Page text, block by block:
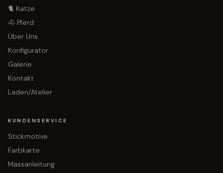
🐈 Katze
🐴 Pferd
Über Uns
Konfigurator
Galerie
Kontakt
Laden/Atelier
KUNDENSERVICE
Stickmotive
Farbkarte
Massanleitung